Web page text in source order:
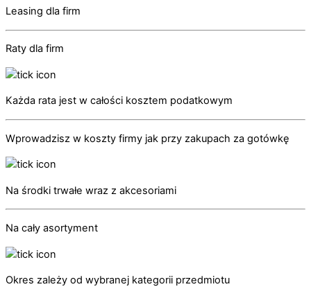
Leasing dla firm
Raty dla firm
Każda rata jest w całości kosztem podatkowym
Wprowadzisz w koszty firmy jak przy zakupach za gotówkę
Na środki trwałe wraz z akcesoriami
Na cały asortyment
Okres zależy od wybranej kategorii przedmiotu